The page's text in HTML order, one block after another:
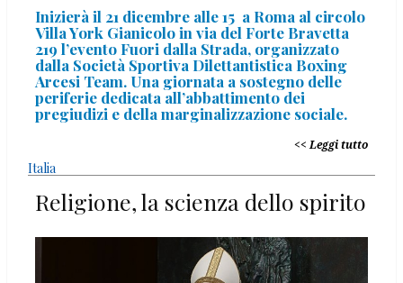
Inizierà il 21 dicembre alle 15 a Roma al circolo
Villa York Gianicolo in via del Forte Bravetta
219 l’evento Fuori dalla Strada, organizzato
dalla Società Sportiva Dilettantistica Boxing
Arcesi Team. Una giornata a sostegno delle
periferie dedicata all’abbattimento dei
pregiudizi e della marginalizzazione sociale.
Leggi tutto
Italia
Religione, la scienza dello spirito